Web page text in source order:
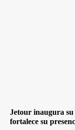
Jetour inaugura
fortalece su